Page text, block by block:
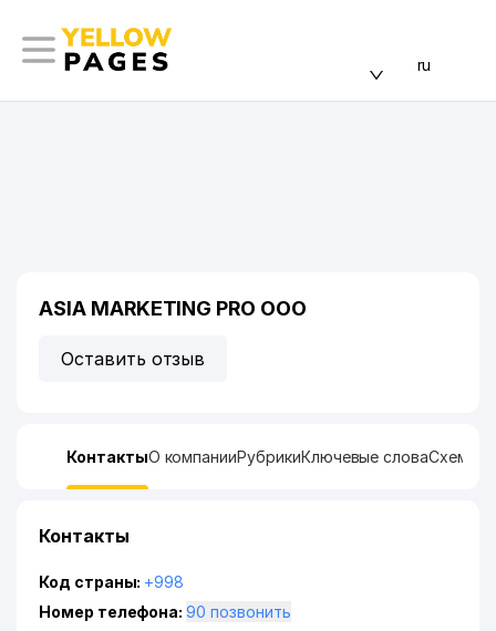
ru
ASIA MARKETING PRO ООО
Оставить отзыв
КонтактыО компанииРубрикиКлючевые словаСхема
Контакты
Код страны: +998
Номер телефона:
90 позвонить